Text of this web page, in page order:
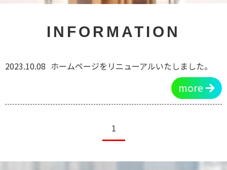
INFORMATION
2023.10.08 ホームページをリニューアルいたしました。
more
1